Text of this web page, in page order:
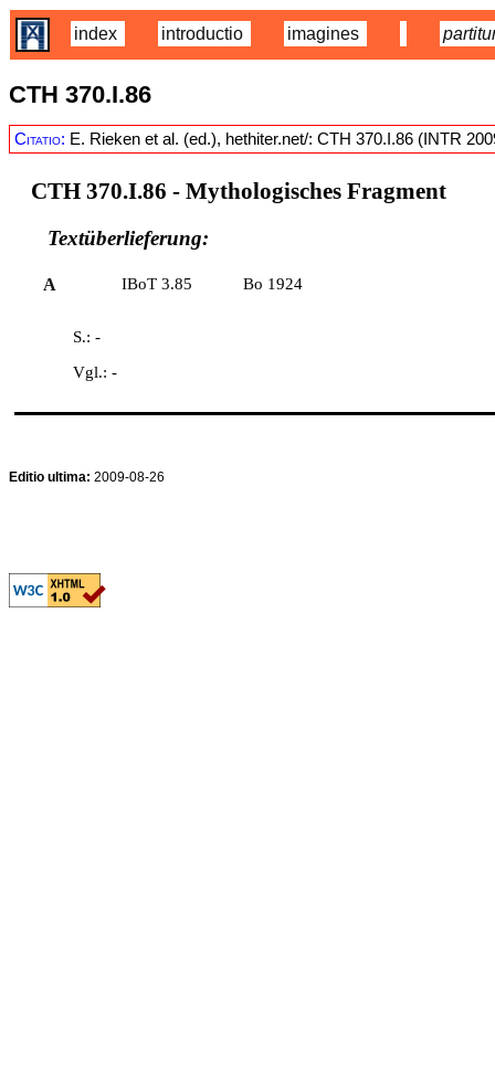
index introductio imagines
CTH 370.I.86
Citatio: E. Rieken et al. (ed.), hethiter.net/: CTH 370.I.86 (INTR
CTH 370.I.86 - Mythologisches Fragment
Textüberlieferung:
A IBoT 3.85 Bo 1924
S.: -
Vgl.: -
Editio ultima: 2009-08-26